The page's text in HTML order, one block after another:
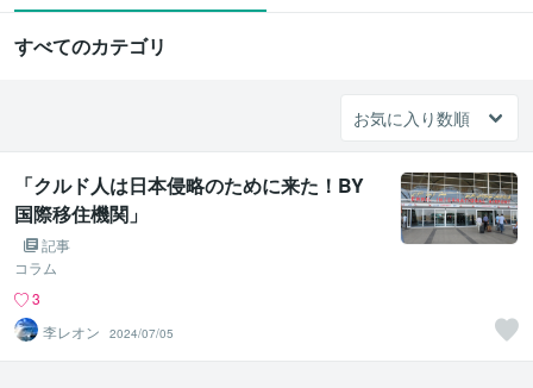
すべてのカテゴリ
「クルド人は日本侵略のために来た！BY
国際移住機関」
記事
コラム
3
李レオン
2024/07/05